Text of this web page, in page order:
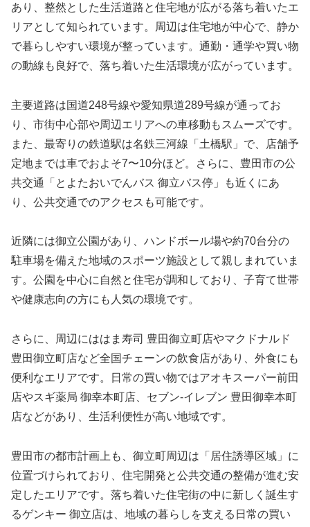
あり、整然とした生活道路と住宅地が広がる落ち着いたエ
リアとして知られています。周辺は住宅地が中心で、静か
で暮らしやすい環境が整っています。通勤・通学や買い物
の動線も良好で、落ち着いた生活環境が広がっています。
主要道路は国道248号線や愛知県道289号線が通ってお
り、市街中心部や周辺エリアへの車移動もスムーズです。
また、最寄りの鉄道駅は名鉄三河線「土橋駅」で、店舗予
定地までは車でおよそ7〜10分ほど。さらに、豊田市の公
共交通「とよたおいでんバス 御立バス停」も近くにあ
り、公共交通でのアクセスも可能です。
近隣には御立公園があり、ハンドボール場や約70台分の
駐車場を備えた地域のスポーツ施設として親しまれていま
す。公園を中心に自然と住宅が調和しており、子育て世帯
や健康志向の方にも人気の環境です。
さらに、周辺にははま寿司 豊田御立町店やマクドナルド
豊田御立町店など全国チェーンの飲食店があり、外食にも
便利なエリアです。日常の買い物ではアオキスーパー前田
店やスギ薬局 御幸本町店、セブン-イレブン 豊田御幸本町
店などがあり、生活利便性が高い地域です。
豊田市の都市計画上も、御立町周辺は「居住誘導区域」に
位置づけられており、住宅開発と公共交通の整備が進む安
定したエリアです。落ち着いた住宅街の中に新しく誕生す
るゲンキー 御立店は、地域の暮らしを支える日常の買い